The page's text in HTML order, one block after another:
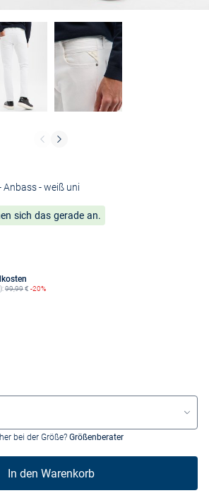
Anbass- weiß uni
sich das gerade an.
99,99€ -20%
bei der Größe? Größenberater
In den Warenkorb